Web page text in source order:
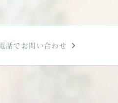
話でお問い合わせ